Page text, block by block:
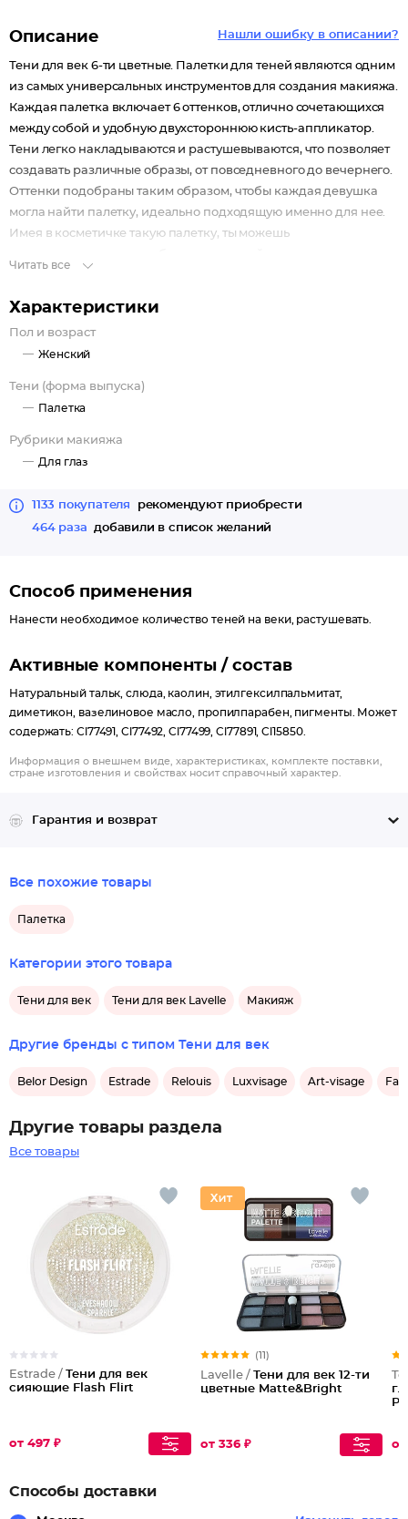
Нашли ошибку в описании?
Описание
Тени для век 6-ти цветные. Палетки для теней являются одним
из самых универсальных инструментов для создания макияжа.
Каждая палетка включает 6 оттенков, отлично сочетающихся
между собой и удобную двухстороннюю кисть-аппликатор.
Тени легко накладываются и растушевываются, что позволяет
создавать различные образы, от повседневного до вечернего.
Оттенки подобраны таким образом, чтобы каждая девушка
могла найти палетку, идеально подходящую именно для нее.
Имея в косметичке такую палетку, ты можешь
Читать все
Характеристики
Пол и возраст
Женский
Тени (форма выпуска)
Палетка
Рубрики макияжа
Для глаз
1133 покупателя
рекомендуют приобрести
464 раза
добавили в список желаний
Способ применения
Нанести необходимое количество теней на веки, растушевать.
Активные компоненты / состав
Натуральный тальк, слюда, каолин, этилгексилпальмитат,
диметикон, вазелиновое масло, пропилпарабен, пигменты. Может
содержать: Сl77491, Cl77492, Cl77499, Cl77891, Cl15850.
Информация о внешнем виде, характеристиках, комплекте поставки,
стране изготовления и свойствах носит справочный характер.
Гарантия и возврат
Все похожие товары
Палетка
Категории этого товара
Тени для век Тени для век Lavelle Макияж
Другие бренды с типом Тени для век
Belor Design Estrade Relouis Luxvisage Art-visage
Другие товары раздела
Все товары
Estrade / Тени для век
сияющие Flash Flirt
от 497 ₽
(11)
Lavelle / Тени для век 12-ти
цветные Matte&Bright
от 336 ₽ от
Способы доставки